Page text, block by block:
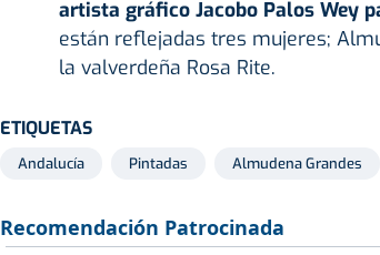
artista gráfico Jacobo Palos Wey
están reflejadas tres mujeres;
la valverdeña Rosa Rite.
ETIQUETAS
Andalucía Pintadas Almudena Grandes